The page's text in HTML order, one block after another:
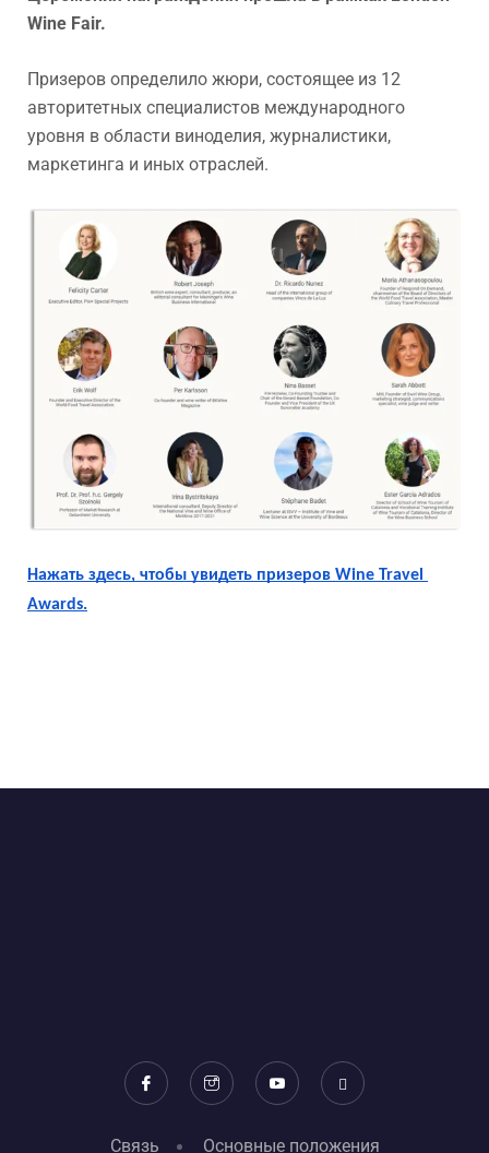
Wine Fair.
Призеров определило жюри, состоящее из 12
авторитетных специалистов международного
уровня в области виноделия, журналистики,
маркетинга и иных отраслей.
Нажать здесь, чтобы увидеть призеров Wine Travel
Awards.
Связь Основные положения